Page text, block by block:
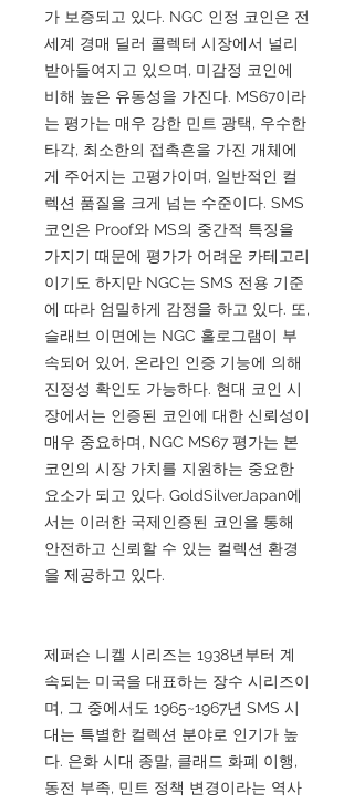
가 보증되고 있다. NGC 인정 코인은 전
세계 경매 딜러 콜렉터 시장에서 널리
받아들여지고 있으며, 미감정 코인에
비해 높은 유동성을 가진다. MS67이라
는 평가는 매우 강한 민트 광택, 우수한
타각, 최소한의 접촉흔을 가진 개체에
게 주어지는 고평가이며, 일반적인 컬
렉션 품질을 크게 넘는 수준이다. SMS
코인은 Proof와 MS의 중간적 특징을
가지기 때문에 평가가 어려운 카테고리
이기도 하지만 NGC는 SMS 전용 기준
에 따라 엄밀하게 감정을 하고 있다. 또,
슬래브 이면에는 NGC 홀로그램이 부
속되어 있어, 온라인 인증 기능에 의해
진정성 확인도 가능하다. 현대 코인 시
장에서는 인증된 코인에 대한 신뢰성이
매우 중요하며, NGC MS67 평가는 본
코인의 시장 가치를 지원하는 중요한
요소가 되고 있다. GoldSilverJapan에
서는 이러한 국제인증된 코인을 통해
안전하고 신뢰할 수 있는 컬렉션 환경
을 제공하고 있다.
제퍼슨 니켈 시리즈는 1938년부터 계
속되는 미국을 대표하는 장수 시리즈이
며, 그 중에서도 1965~1967년 SMS 시
대는 특별한 컬렉션 분야로 인기가 높
다. 은화 시대 종말, 클래드 화폐 이행,
동전 부족, 민트 정책 변경이라는 역사